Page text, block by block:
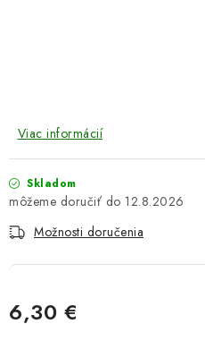
Viac informácií
Skladom
12.8.2026
Možnosti doručenia
6,30 €